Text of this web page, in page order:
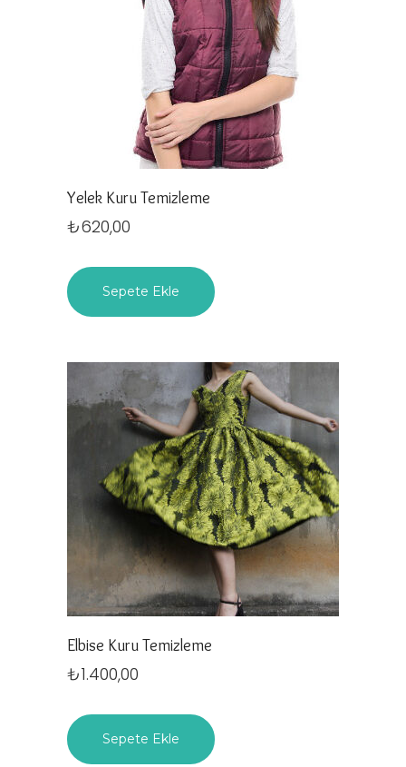
Yelek Kuru Temizleme
₺620,00
Sepete Ekle
Elbise Kuru Temizleme
₺1.400,00
Sepete Ekle